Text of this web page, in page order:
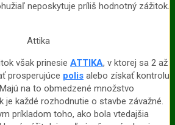
neposkytuje príliš hodnotný zážitok.
Attika
však prinesie ATTIKA, v ktorej sa 2 až
prosperujúce polis alebo získať kontrolu
na to obmedzené množstvo
je každé rozhodnutie o stavbe závažné.
príkladom toho, ako bola vtedajšia